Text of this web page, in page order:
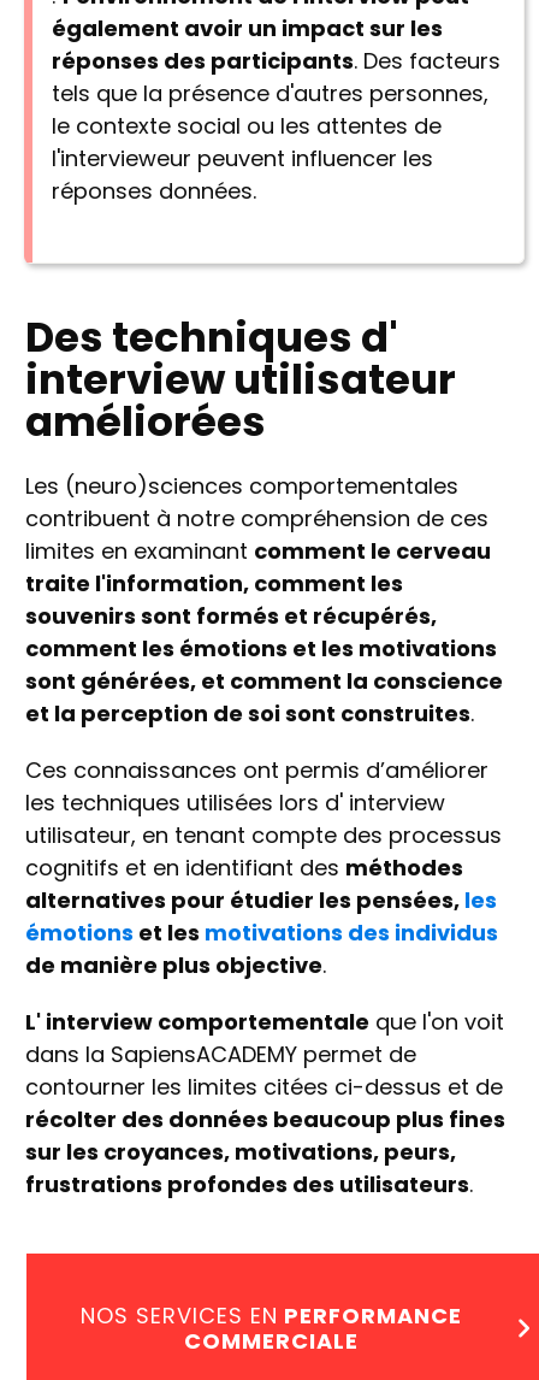
également avoir un impact sur les
réponses des participants. Des facteurs
tels que la présence d'autres personnes,
le contexte social ou les attentes de
l'intervieweur peuvent influencer les
réponses données.
Des techniques d'
interview utilisateur
améliorées
Les (neuro)sciences comportementales
contribuent à notre compréhension de ces
limites en examinant comment le cerveau
traite l'information, comment les
souvenirs sont formés et récupérés,
comment les émotions et les motivations
sont générées, et comment la conscience
et la perception de soi sont construites.
Ces connaissances ont permis d’améliorer
les techniques utilisées lors d' interview
utilisateur, en tenant compte des processus
cognitifs et en identifiant des méthodes
alternatives pour étudier les pensées, les
émotions et les motivations des individus
de manière plus objective.
L' interview comportementale que l'on voit
dans la SapiensACADEMY permet de
contourner les limites citées ci-dessus et de
récolter des données beaucoup plus fines
sur les croyances, motivations, peurs,
frustrations profondes des utilisateurs.
NOS SERVICES EN PERFORMANCE
COMMERCIALE